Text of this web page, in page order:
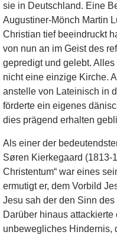
sie in Deutschland. Eine
Augustiner-Mönch Martin
Christian tief beeindruckt
von nun an im Geist des
gepredigt und gelebt.
nicht eine einzige Kirche.
anstelle von Lateinisch in
förderte ein eigenes
dies prägend erhalten
Als einer der
Søren Kierkegaard (1813-
Christentum“ war eines
ermutigt er, dem Vorbild
Jesu sah der den Sinn
Darüber hinaus
unbewegliches Hindernis,